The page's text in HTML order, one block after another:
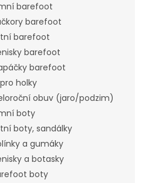
barefoot
barefoot
barefoot
barefoot
barefoot
holky
obuv (jaro/podzim)
boty
boty, sandálky
a gumáky
a botasky
boty